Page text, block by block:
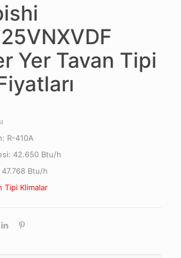
Yer Tavan Tipi
R-410A
42.650 Btu/h
47.768 Btu/h
Tipi Klimalar